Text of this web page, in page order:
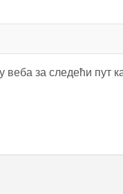
веба за следећи пут